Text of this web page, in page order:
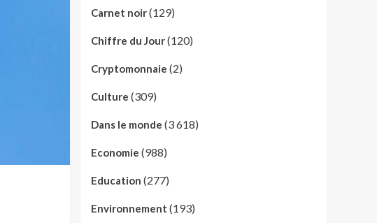
Carnet noir(129)
Chiffre du Jour(120)
Cryptomonnaie (2)
Culture (309)
Dans le monde (3 618)
Economie (988)
Education (277)
Environnement (193)